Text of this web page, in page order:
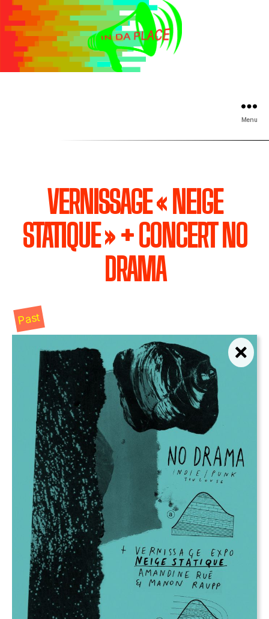
Menu
VERNISSAGE « NEIGE
STATIQUE » + CONCERT NO
DRAMA
Past